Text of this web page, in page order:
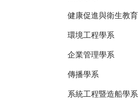
健康促進與衛生教
環境工程學系
企業管理學系
傳播學系
系統工程暨造船學系